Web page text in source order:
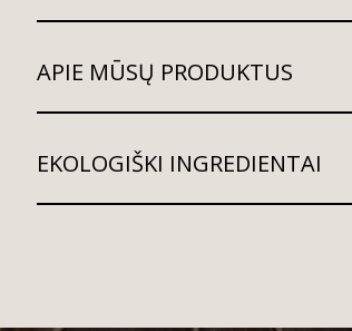
APIE MŪSŲ PRODUKTUS
EKOLOGIŠKI INGREDIENTAI